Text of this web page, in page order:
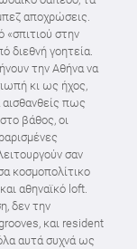
αποχρώσεις.
«σπιτιού στην
διεθνή γοητεία.
την Αθήνα να
κι ως ήχος,
πως
βάθος, οι
σαν
κοσμοπολίτικο
αθηναϊκό loft.
δεν την
και resident
αυτά συχνά ως